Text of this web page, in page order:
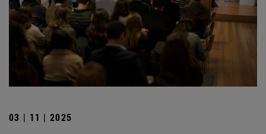
03 | 11 | 2025